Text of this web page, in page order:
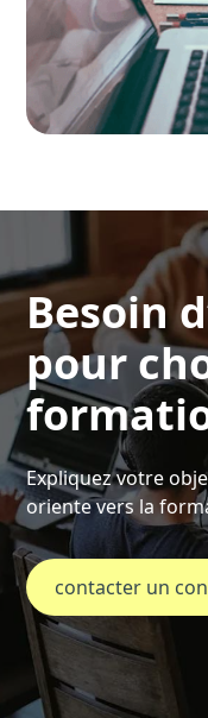
Besoin
pour
Expliquez votre
oriente vers la
contacter un